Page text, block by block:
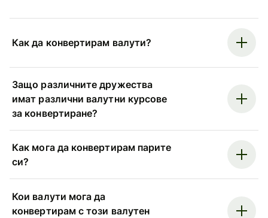
Как да конвертирам валути?
Защо различните дружества
имат различни валутни курсове
за конвертиране?
Как мога да конвертирам парите
си?
Кои валути мога да
конвертирам с този валутен